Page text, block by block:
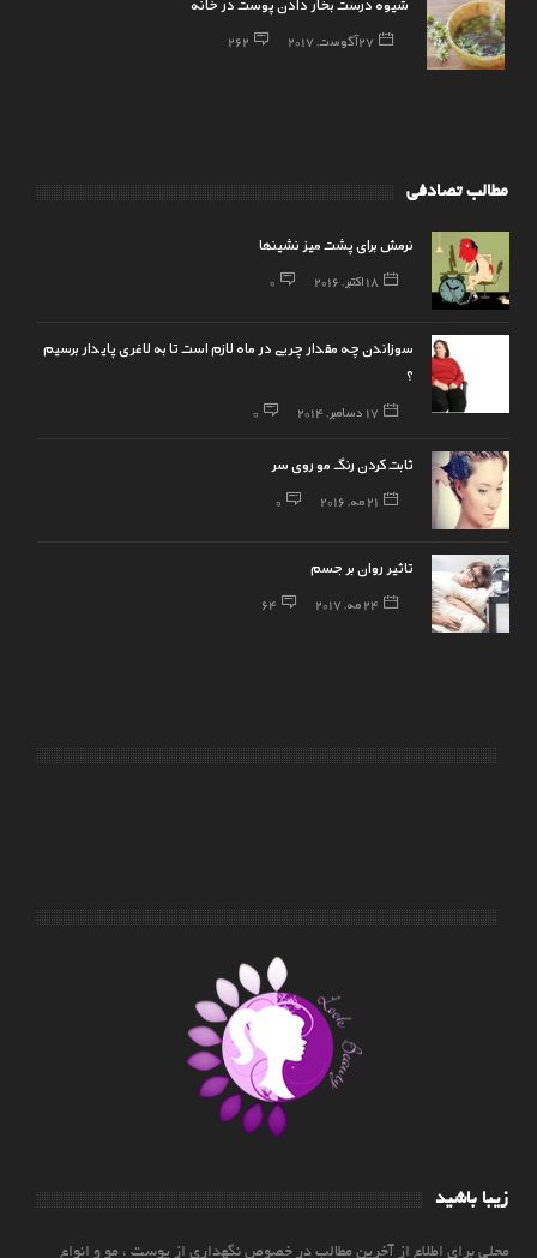
27 آگوست, 2017 262
مطالب تصادفی
نرمش برای پشت میز نشینها
18 اکتبر, 2016 0
سوزاندن چه مقدار چربی در ماه لازم است تا به لاغری پایدار برسیم
؟
17 دسامبر, 2014 0
ثابت کردن رنگ مو روی سر
21 مه, 2016 0
تاثیر روان بر جسم
24 مه, 2017 64
زیبا باشید
محلی برای اطلاع از آخرین مطالب در خصوص نگهداری از پوست ، مو و انواع